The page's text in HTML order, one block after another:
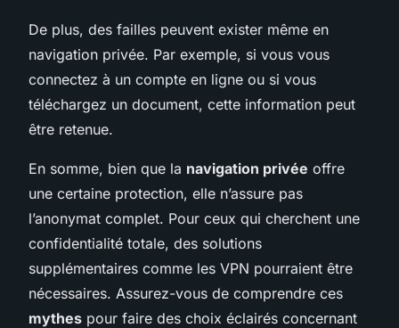
De plus, des failles peuvent exister même en
navigation privée. Par exemple, si vous vous
connectez à un compte en ligne ou si vous
téléchargez un document, cette information peut
être retenue.
En somme, bien que la navigation privée offre
une certaine protection, elle n’assure pas
l’anonymat complet. Pour ceux qui cherchent une
confidentialité totale, des solutions
supplémentaires comme les VPN pourraient être
nécessaires. Assurez-vous de comprendre ces
mythes pour faire des choix éclairés concernant